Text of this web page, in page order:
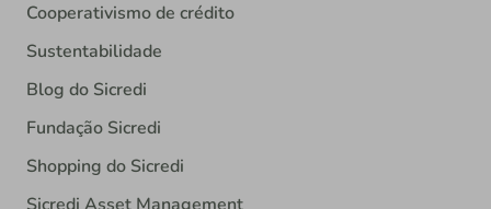
Cooperativismo de crédito
Sustentabilidade
Blog do Sicredi
Fundação Sicredi
Shopping do Sicredi